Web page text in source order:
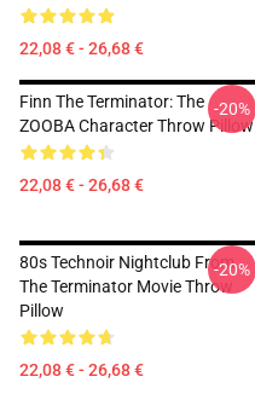
22,08 € - 26,68 €
Finn The Terminator: The
ZOOBA Character Throw Pillow
22,08 € - 26,68 €
-20%
80s Technoir Nightclub From
The Terminator Movie Throw
Pillow
22,08 € - 26,68 €
-20%